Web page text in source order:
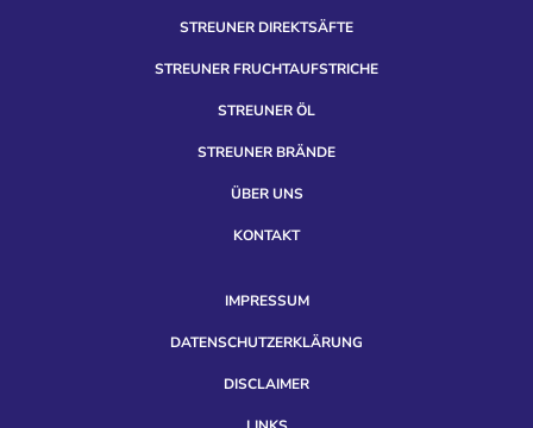
STREUNER DIREKTSÄFTE
STREUNER FRUCHTAUFSTRICHE
STREUNER ÖL
STREUNER BRÄNDE
ÜBER UNS
KONTAKT
IMPRESSUM
DATENSCHUTZERKLÄRUNG
DISCLAIMER